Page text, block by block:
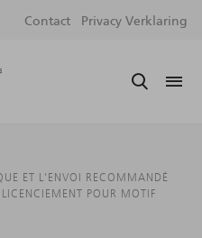
Contact Privacy Verklaring
ET L'ENVOI RECOMMANDÉ
POUR MOTIF